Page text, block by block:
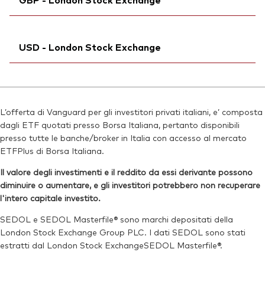
SEDOL:BG0SHW6
Bloomberg:VFEM SW
Reuters:
VFEM.S
SEDOL:B9F6LG8
Bloomberg:VFEM LN
Reuters:VFEM.L
SEDOL:B7NLLK5
Ticker di borsa:VFEM
USD - London Stock Exchange
ISIN:IE00B3VVMM84
Reuters:VDEM.L
SEDOL: B7NLJF6
Ticker di borsa:VDEM
L’offerta di Vanguard per gli investitori privati italiani, e’ composta
dagli ETF quotati presso Borsa Italiana, pertanto disponibili
presso tutte le banche/broker in Italia con accesso al mercato
ETFPlus di Borsa Italiana.
Il valore degli investimenti e il reddito da essi derivante possono
diminuire o aumentare, e gli investitori potrebbero non recuperare
l'intero capitale investito.
SEDOL e SEDOL Masterfile® sono marchi depositati della
London Stock Exchange Group PLC. I dati SEDOL sono stati
estratti dal London Stock ExchangeSEDOL Masterfile®.